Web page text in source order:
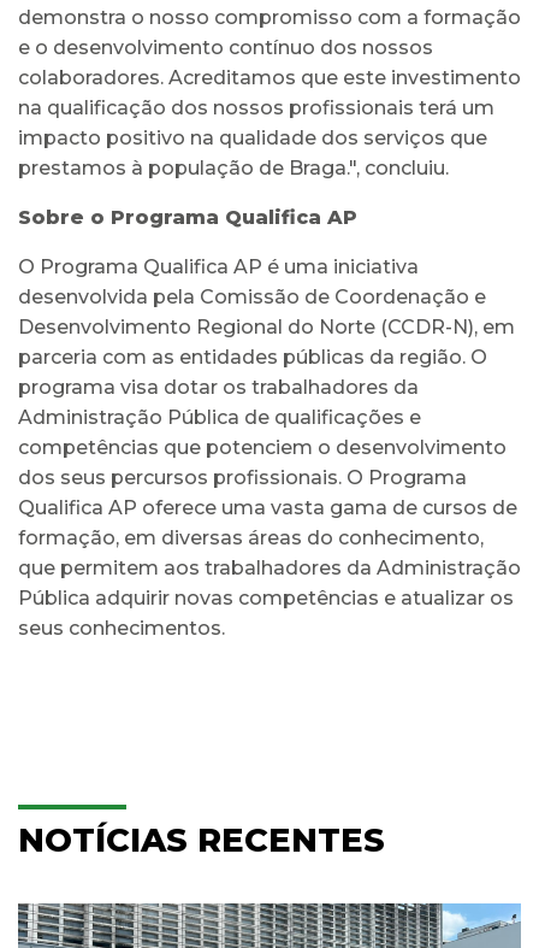
demonstra o nosso compromisso com a formação
e o desenvolvimento contínuo dos nossos
colaboradores. Acreditamos que este investimento
na qualificação dos nossos profissionais terá um
impacto positivo na qualidade dos serviços que
prestamos à população de Braga.", concluiu.
Sobre o Programa Qualifica AP
O Programa Qualifica AP é uma iniciativa
desenvolvida pela Comissão de Coordenação e
Desenvolvimento Regional do Norte (CCDR-N), em
parceria com as entidades públicas da região. O
programa visa dotar os trabalhadores da
Administração Pública de qualificações e
competências que potenciem o desenvolvimento
dos seus percursos profissionais. O Programa
Qualifica AP oferece uma vasta gama de cursos de
formação, em diversas áreas do conhecimento,
que permitem aos trabalhadores da Administração
Pública adquirir novas competências e atualizar os
seus conhecimentos.
NOTÍCIAS RECENTES